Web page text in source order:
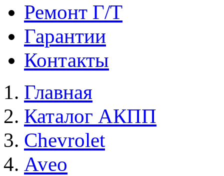
Ремонт Г/Т
Гарантии
Контакты
Главная
Каталог АКПП
Chevrolet
Aveo